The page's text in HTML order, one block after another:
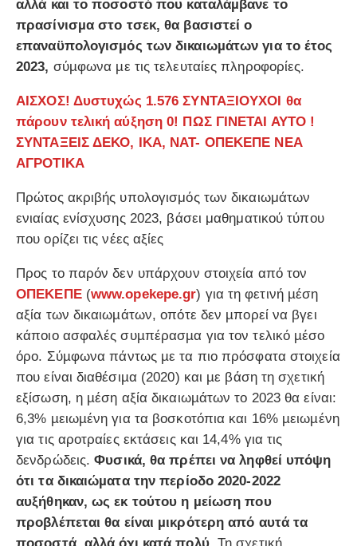
αλλά και το ποσοστό που καταλάµβανε το
πρασίνισµα στο τσεκ, θα βασιστεί ο
επαναϋπολογισµός των δικαιωµάτων για το έτος
2023, σύµφωνα µε τις τελευταίες πληροφορίες.
ΑΙΣΧΟΣ! Δυστυχώς 1.576 ΣΥΝΤΑΞΙΟΥΧΟΙ θα
πάρουν τελική αύξηση 0! ΠΩΣ ΓΙΝΕΤΑΙ ΑΥΤΟ !
ΣΥΝΤΑΞΕΙΣ ΔΕΚΟ, ΙΚΑ, ΝΑΤ- ΟΠΕΚΕΠΕ ΝΕΑ
ΑΓΡΟΤΙΚΑ
Πρώτος ακριβής υπολογισμός των δικαιωμάτων
ενιαίας ενίσχυσης 2023, βάσει μαθηματικού τύπου
που ορίζει τις νέες αξίες
Προς το παρόν δεν υπάρχουν στοιχεία από τον
ΟΠΕΚΕΠΕ(www.opekepe.gr) για τη φετινή µέση
αξία των δικαιωµάτων, οπότε δεν µπορεί να βγει
κάποιο ασφαλές συµπέρασµα για τον τελικό µέσο
όρο. Σύµφωνα πάντως µε τα πιο πρόσφατα στοιχεία
που είναι διαθέσιµα (2020) και µε βάση τη σχετική
εξίσωση, η µέση αξία δικαιωµάτων το 2023 θα είναι:
6,3% µειωµένη για τα βοσκοτόπια και 16% µειωµένη
για τις αροτραίες εκτάσεις και 14,4% για τις
δενδρώδεις. Φυσικά, θα πρέπει να ληφθεί υπόψη
ότι τα δικαιώµατα την περίοδο 2020-2022
αυξήθηκαν, ως εκ τούτου η µείωση που
προβλέπεται θα είναι µικρότερη από αυτά τα